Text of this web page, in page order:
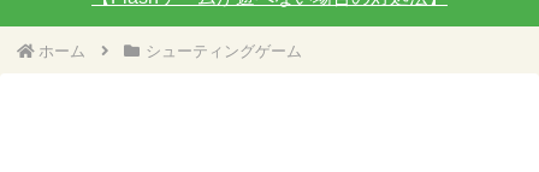
ホーム シューティングゲーム